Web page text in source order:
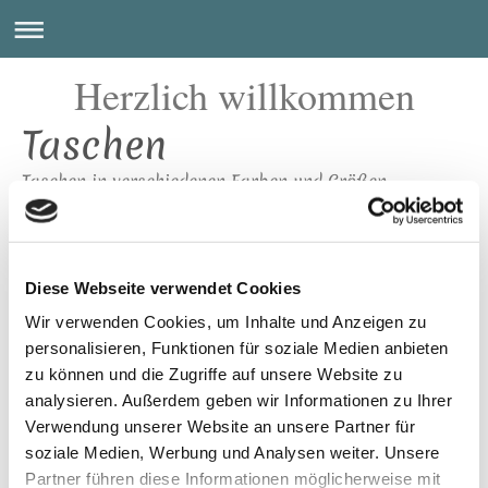
Diese Webseite verwendet Cookies
Wir verwenden Cookies, um Inhalte und Anzeigen zu
personalisieren, Funktionen für soziale Medien anbieten
zu können und die Zugriffe auf unsere Website zu
analysieren. Außerdem geben wir Informationen zu Ihrer
Verwendung unserer Website an unsere Partner für
soziale Medien, Werbung und Analysen weiter. Unsere
Partner führen diese Informationen möglicherweise mit
Herzlich willkommen
Taschen
Taschen in verschiedenen Farben und Größen.
Hauptsächlich aus Jeanshosen, aber auch aus
verschiedenen anderen Stoffen neu, oder als zweite
Taschen für den Strandausflug
Taschen zum Shopping
Taschen für den täglichen Einkauf
Taschen für Eure Strick-, Handarbeitsprojekte
Es handelt sich ausschließlich um Unikate -
Einzelstücke.